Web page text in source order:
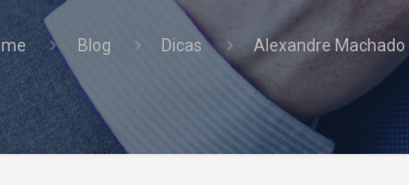
Blog Dicas Alexandre